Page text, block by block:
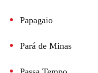
Papagaio
Pará de Minas